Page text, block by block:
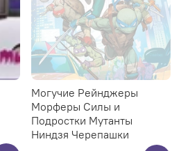
Могучие Рейнджеры
Морферы Силы и
Подростки Мутанты
Ниндзя Черепашки